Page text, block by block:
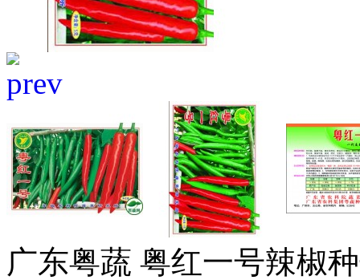
广东粤蔬 粤红一号辣椒